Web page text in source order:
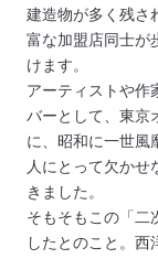
建造物が多く残さ
富な加盟店同士が
けます。
アーティストや作
バーとして、東京
に、昭和に一世風
人にとって欠かせ
きました。
そもそもこの「二
したとのこと。